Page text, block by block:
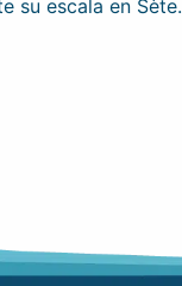
su escala en Sète.